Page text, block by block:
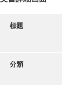
写真・絵はがき
標題
分類